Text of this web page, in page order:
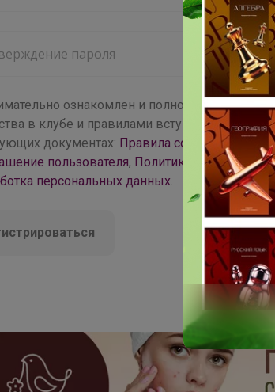
ознакомлен и полностью согласен
в клубе и правилами вступления,
документах: Правила совместных
пользователя, Политика
персональных данных.